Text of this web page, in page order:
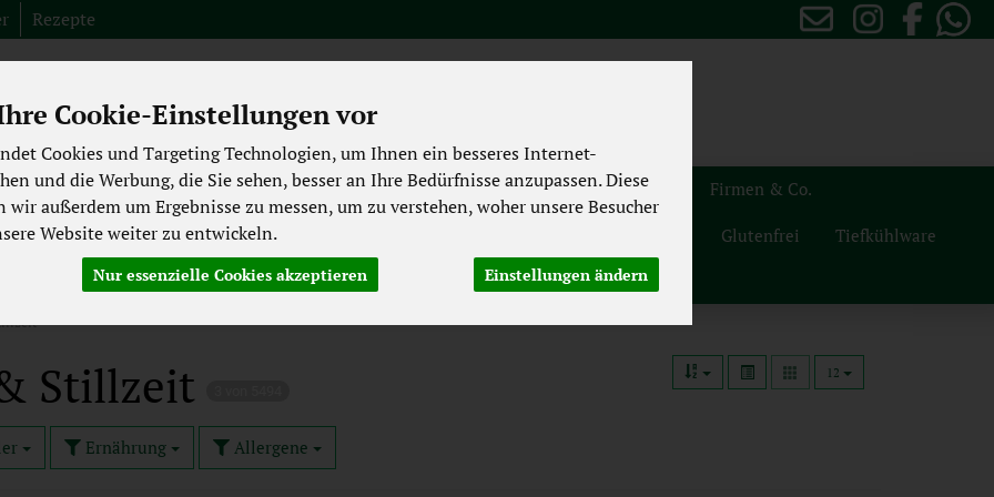
Cookie-Einstellungen vor
Cookies und Targeting Technologien, um Ihnen ein besseres Internet-
und die Werbung, die Sie sehen, besser an Ihre Bedürfnisse anzupassen. Diese
außerdem um Ergebnisse zu messen, um zu verstehen, woher unsere Besucher
Website weiter zu entwickeln.
Nur essenzielle Cookies akzeptieren Einstellungen ändern
Rezepte
Produkt
aus der Region Spezialitäten Abverkauf Biokisten Themenwelten Firmen & Co.
Backwaren Getränke Glutenfrei Tiefkühlware
Laktosefrei Großgebinde
Stillzeit 12
Ernährung Allergene